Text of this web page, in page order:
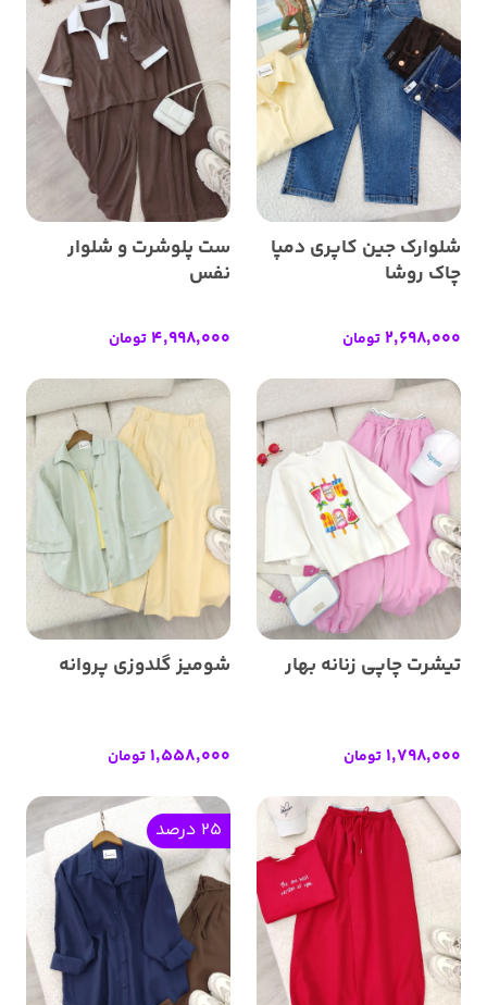
شلوارک جین کاپری دمپا
چاک روشا
2,698,000تومان
ست پلوشرت و شلوار
نفس
4,998,000 تومان
تیشرت چاپی زنانه بهار
1,798,000تومان
شومیز گلدوزی پروانه
1,558,000تومان
25 درصد